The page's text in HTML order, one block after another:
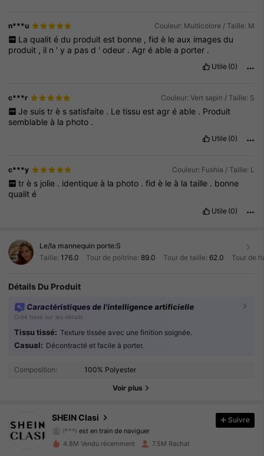
n***u Couleur: Multicolore / Taille: M
La qualit é du produit est bonne , fid è le aux images du
produit , il n 'y a pasd 'odeur . Agré able a porter .
Utile (0)
c***r Couleur: Vert sapin / Taille: S
Je suis tr è s satisfaite . Le tissu est agr é able . Produit
semblable à la photo .
Utile (0)
c***y Couleur: Fushia / Taille: L
tr è s jolie . identique à la photo . fid è le à la taille . bonne
qualité
Utile (0)
Le/la mannequin porte:S
Taille: 176.0 Tour de poitrine: 89.0 Tour de taille: 62.0 Tour de
Détails Du Produit
Caractéristiques de l'intelligence artificielle
Créé basé sur les détails
Tissu tissé: Texture tissée avec une finition soignée.
Casual: Décontracté et facile à porter.
Composition: 100% Polyester
Voir plus
SHEIN Clasi
l***l est en train de naviguer
Suivre
4.8M Vendu récemment 7.5M Rachat